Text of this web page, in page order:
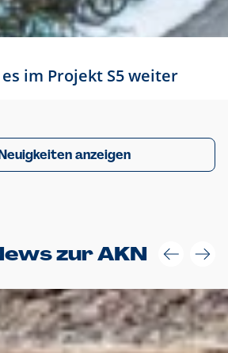
es im Projekt S5 weiter
anzeigen
zur AKN